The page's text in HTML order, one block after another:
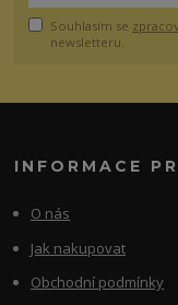
Souhlasím se
newsletteru.
INFORMACE
O nás
Jak nakupovat
Obchodní podmínky